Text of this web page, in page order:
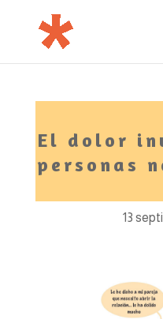
El dolor
personas
13